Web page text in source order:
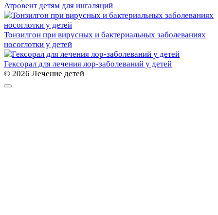
Атровент детям для ингаляций
Тонзилгон при вирусных и бактериальных заболеваниях
носоглотки у детей
Гексорал для лечения лор-заболеваний у детей
© 2026 Лечение детей